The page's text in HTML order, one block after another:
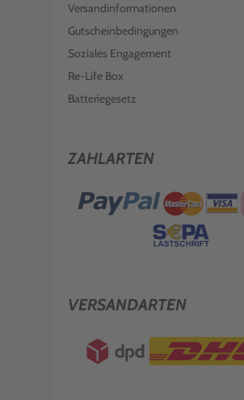
Versandinformationen
Gutscheinbedingungen
Soziales Engagement
Re-Life Box
Batteriegesetz
ZAHLARTEN
VERSANDARTEN